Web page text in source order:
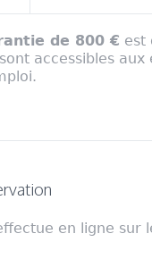
de 800 € est
accessibles
en ligne sur